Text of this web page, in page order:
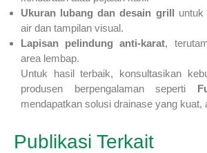
Ukuran lubang dan desain grill untuk
air dan tampilan visual.
Lapisan pelindung anti-karat,
area lembap.
Untuk hasil terbaik, konsultasikan
produsen berpengalaman seperti
mendapatkan solusi drainase yang kuat,
Publikasi Terkait